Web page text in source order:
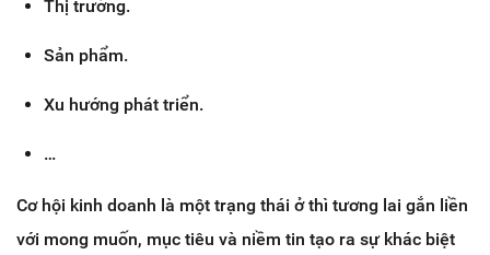
Thị trường.
Sản phẩm.
Xu hướng phát triển.
…
Cơ hội kinh doanh là một trạng thái ở thì tương lai gắn liền
với mong muốn, mục tiêu và niềm tin tạo ra sự khác biệt